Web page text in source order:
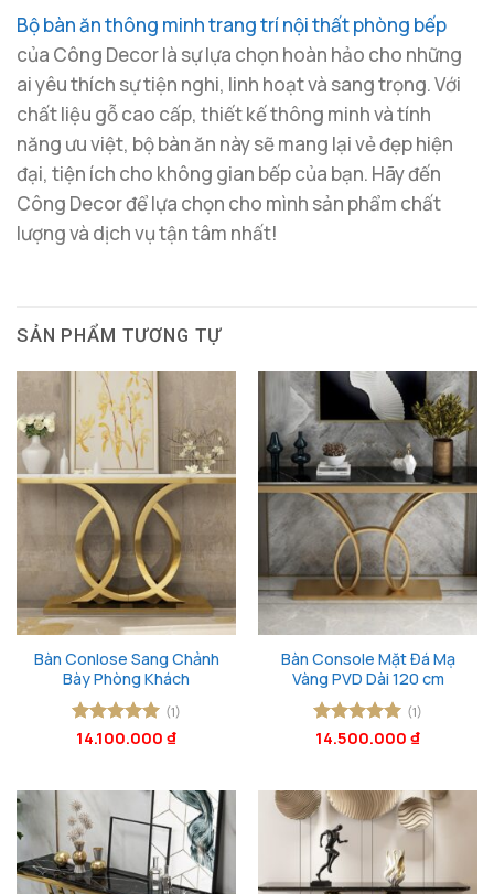
Bộ bàn ăn thông minh trang trí nội thất phòng bếp
của Công Decor là sự lựa chọn hoàn hảo cho những
ai yêu thích sự tiện nghi, linh hoạt và sang trọng. Với
chất liệu gỗ cao cấp, thiết kế thông minh và tính
năng ưu việt, bộ bàn ăn này sẽ mang lại vẻ đẹp hiện
đại, tiện ích cho không gian bếp của bạn. Hãy đến
Công Decor để lựa chọn cho mình sản phẩm chất
lượng và dịch vụ tận tâm nhất!
SẢN PHẨM TƯƠNG TỰ
Bàn Conlose Sang Chảnh
Bày Phòng Khách
Được xếp
(1)
14.100.000 ₫
Bàn Console Mặt Đá Mạ
Vàng PVD Dài 120 cm
Được xếp
(1)
14.500.000 ₫